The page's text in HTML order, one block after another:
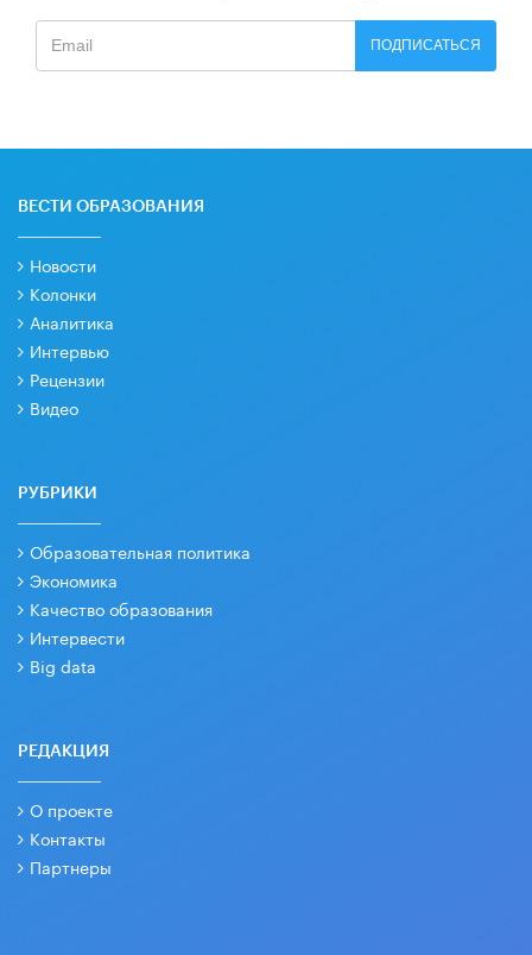
ПОДПИСАТЬСЯ
ВЕСТИ ОБРАЗОВАНИЯ
Новости
Колонки
Аналитика
Интервью
Рецензии
Видео
РУБРИКИ
Образовательная политика
Экономика
Качество образования
Интервести
Big data
РЕДАКЦИЯ
О проекте
Контакты
Партнеры